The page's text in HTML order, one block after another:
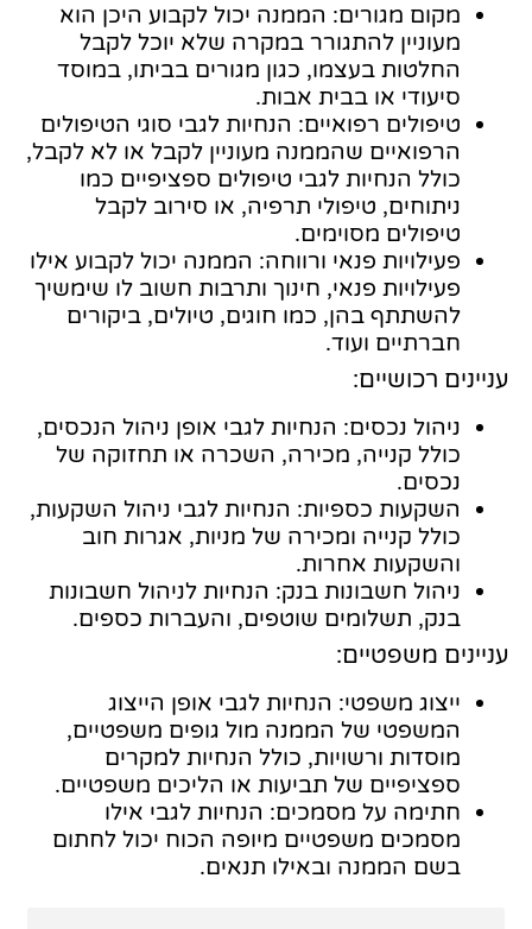
מקום מגורים: הממנה יכול לקבוע היכן הוא
מעוניין להתגורר במקרה שלא יוכל לקבל
החלטות בעצמו, כגון מגורים בביתו, במוסד
סיעודי או בבית אבות.
טיפולים רפואיים: הנחיות לגבי סוגי הטיפולים
הרפואיים שהממנה מעוניין לקבל או לא לקבל,
כולל הנחיות לגבי טיפולים ספציפיים כמו
ניתוחים, טיפולי תרפיה, או סירוב לקבל
טיפולים מסוימים.
פעילויות פנאי ורווחה: הממנה יכול לקבוע אילו
פעילויות פנאי, חינוך ותרבות חשוב לו שימשיך
להשתתף בהן, כמו חוגים, טיולים, ביקורים
חברתיים ועוד.
עניינים רכושיים:
ניהול נכסים: הנחיות לגבי אופן ניהול הנכסים,
כולל קנייה, מכירה, השכרה או תחזוקה של
נכסים.
השקעות כספיות: הנחיות לגבי ניהול השקעות,
כולל קנייה ומכירה של מניות, אגרות חוב
והשקעות אחרות.
ניהול חשבונות בנק: הנחיות לניהול חשבונות
בנק, תשלומים שוטפים, והעברות כספים.
עניינים משפטיים:
ייצוג משפטי: הנחיות לגבי אופן הייצוג
המשפטי של הממנה מול גופים משפטיים,
מוסדות ורשויות, כולל הנחיות למקרים
ספציפיים של תביעות או הליכים משפטיים.
חתימה על מסמכים: הנחיות לגבי אילו
מסמכים משפטיים מיופה הכוח יכול לחתום
בשם הממנה ובאילו תנאים.